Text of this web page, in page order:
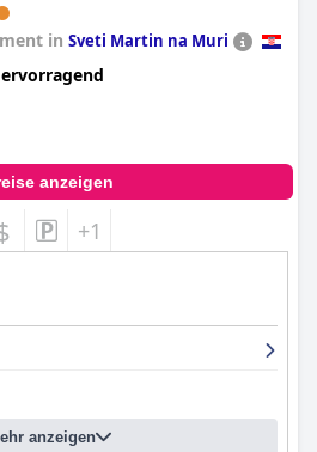
in Sveti Martin na Muri
anzeigen
+1
anzeigen